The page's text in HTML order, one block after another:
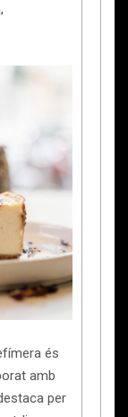
és
amb
per